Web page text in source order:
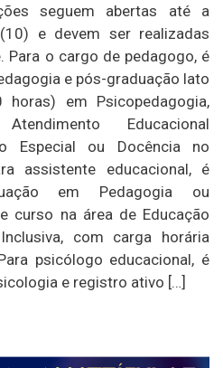
seguem abertas até a
e devem ser realizadas
Para o cargo de pedagogo, é
e pós-graduação lato
em Psicopedagogia,
Atendimento Educacional
Especial ou Docência no
assistente educacional, é
em Pedagogia ou
curso na área de Educação
com carga horária
psicólogo educacional, é
e registro ativo […]